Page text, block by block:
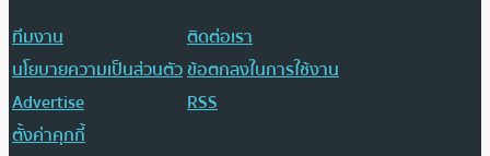
ทีมงาน
ติดต่อเรา
นโยบายความเป็นส่วนตัวข้อตกลงในการใช้งาน
Advertise
RSS
ตั้งค่าคุกกี้